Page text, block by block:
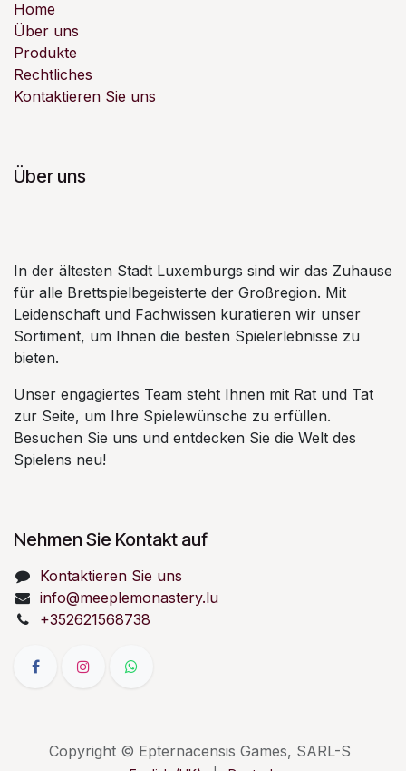
Home
Über uns
Produkte
Rechtliches
Kontaktieren Sie uns
Über uns
In der ältesten Stadt Luxemburgs sind wir das Zuhause
für alle Brettspielbegeisterte der Großregion. Mit
Leidenschaft und Fachwissen kuratieren wir unser
Sortiment, um Ihnen die besten Spielerlebnisse zu
bieten.
Unser engagiertes Team steht Ihnen mit Rat und Tat
zur Seite, um Ihre Spielewünsche zu erfüllen.
Besuchen Sie uns und entdecken Sie die Welt des
Spielens neu!
Nehmen Sie Kontakt auf
Kontaktieren Sie uns
info@meeplemonastery.lu
+352621568738
Copyright © Epternacensis Games, SARL-S